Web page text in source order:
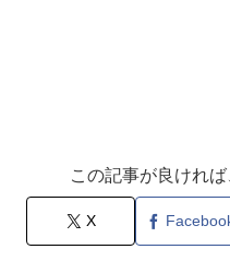
この記事が良けれ
X